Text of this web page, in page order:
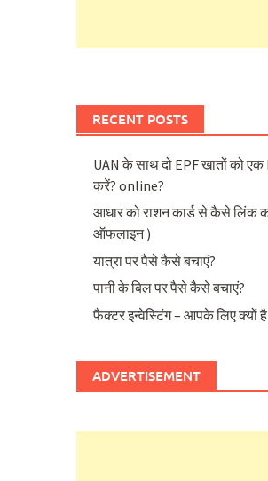
RECENT POSTS
UAN के साथ दो EPF खातों को
करें? online?
आधार को राशन कार्ड से कैसे
ऑफलाइन )
यात्रा पर पैसे कैसे बचाएं?
पानी के बिल पर पैसे कैसे बचाएं?
फैक्टर इन्वेस्टिंग – आपके लिए क्यों
ADVERTISEMENT